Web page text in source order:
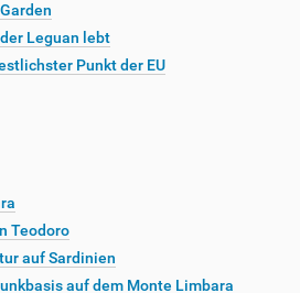
Leguan lebt
Punkt der EU
Teodoro
auf Sardinien
auf dem Monte Limbara